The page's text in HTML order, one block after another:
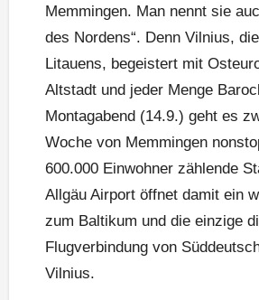
Memmingen. Man nennt sie
des Nordens“. Denn Vilnius,
Litauens, begeistert mit
Altstadt und jeder Menge
Montagabend (14.9.) geht es
Woche von Memmingen
600.000 Einwohner zählende
Allgäu Airport öffnet damit ein
zum Baltikum und die einzige
Flugverbindung von
Vilnius.